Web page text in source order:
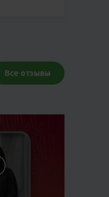
Все отзывы